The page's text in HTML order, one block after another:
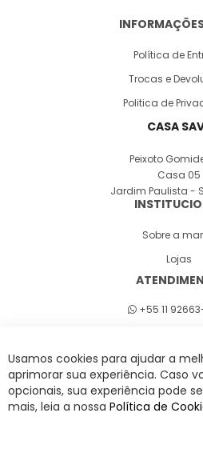
Política de
Trocas e
Politica de
CASA
Peixoto
Casa 05
Jardim Paulista -
Sobre a
Lojas
+55 11
A Savy é uma lifestyle brand. Uma
o agora com leveza,
Usamos cookies para ajudar a
aprimorar sua experiência. Caso
opcionais, sua experiência pode
mais, leia a nossa Política de